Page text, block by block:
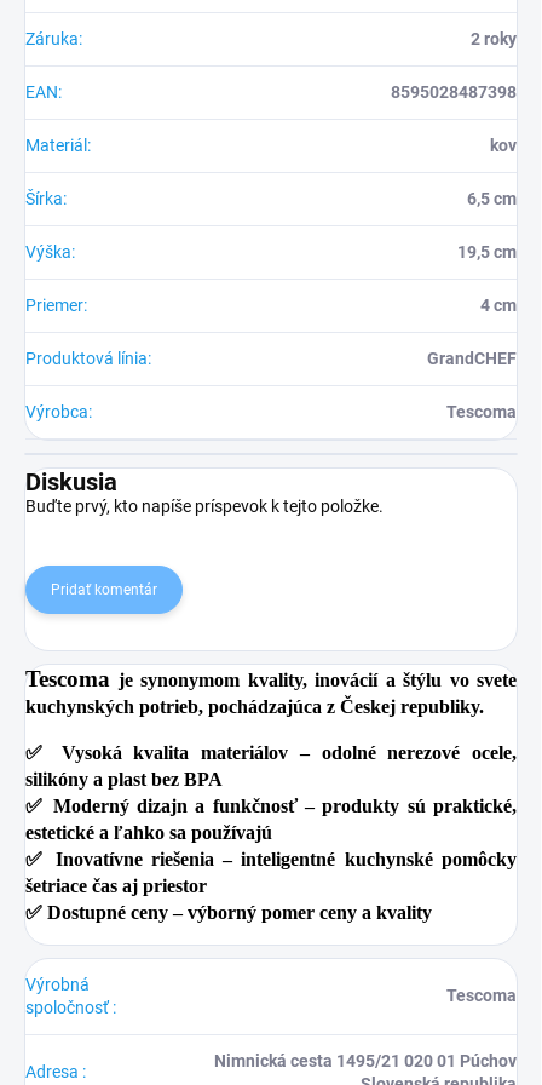
Záruka: 2 roky
EAN: 8595028487398
Materiál : kov
Šírka: 6,5 cm
Výška: 19,5 cm
Priemer: 4 cm
Produktová línia: GrandCHEF
Výrobca: Tescoma
Diskusia
Buďte prvý, kto napíše príspevok k tejto položke.
Pridať komentár
Tescoma je synonymom kvality, inovácií a štýlu vo svete
kuchynských potrieb, pochádzajúca z Českej republiky.
✅ Vysoká kvalita materiálov – odolné nerezové ocele,
silikóny a plast bez BPA
✅ Moderný dizajn a funkčnosť– produkty sú praktické,
estetické a ľahko sa používajú
✅ Inovatívne riešenia– inteligentné kuchynské pomôcky
šetriace čas aj priestor
✅ Dostupné ceny– výborný pomer ceny a kvality
Výrobná
spoločnosť :
Tescoma
Adresa :
Nimnická cesta 1495/21 020 01 Púchov